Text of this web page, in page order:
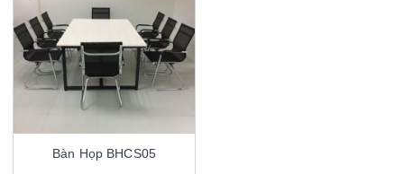
Bàn Họp BHCS05